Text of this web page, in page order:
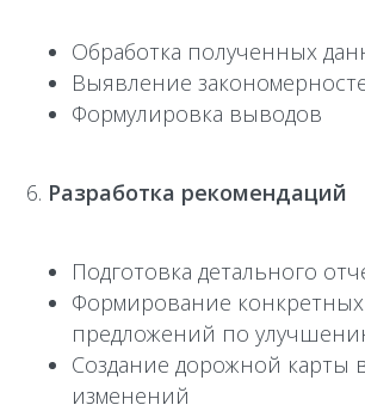
Обработка полученных
Выявление
Формулировка выводов
Разработка рекомендаций
Подготовка детального
Формирование конкретных
предложений по
Создание дорожной карты
изменений